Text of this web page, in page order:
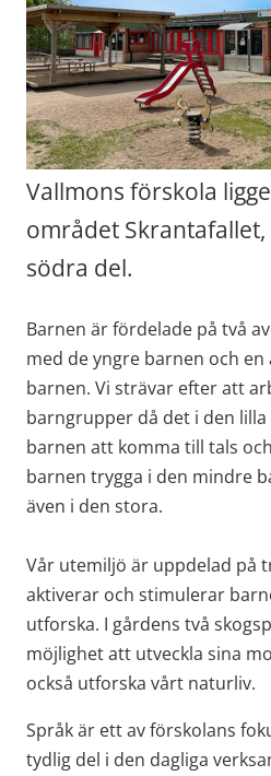
Vallmons förskola
området Skrantafallet,
södra del.
Barnen är fördelade på två
med de yngre barnen och
barnen. Vi strävar efter att
barngrupper då det i den
barnen att komma till tals
barnen trygga i den mindre
även i den stora.
Vår utemiljö är uppdelad på
aktiverar och stimulerar
utforska. I gårdens två
möjlighet att utveckla sina
också utforska vårt naturliv.
Språk är ett av förskolans
tydlig del i den dagliga